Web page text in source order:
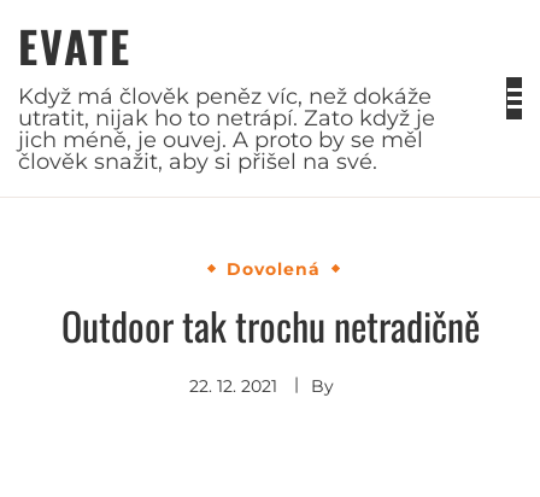
EVATE
Když má člověk peněz víc, než dokáže
utratit, nijak ho to netrápí. Zato když je
jich méně, je ouvej. A proto by se měl
člověk snažit, aby si přišel na své.
Dovolená
Outdoor tak trochu netradičně
22. 12. 2021 By